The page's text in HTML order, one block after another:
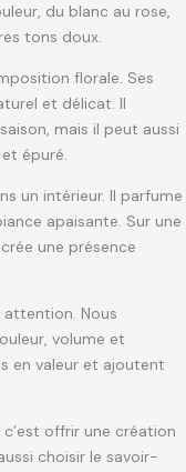
du blanc au rose,
tons doux.
florale. Ses
et délicat. Il
mais il peut aussi
épuré.
un intérieur. Il parfume
apaisante. Sur une
une présence
Nous
volume et
en valeur et ajoutent
c’est offrir une création
choisir le savoir-